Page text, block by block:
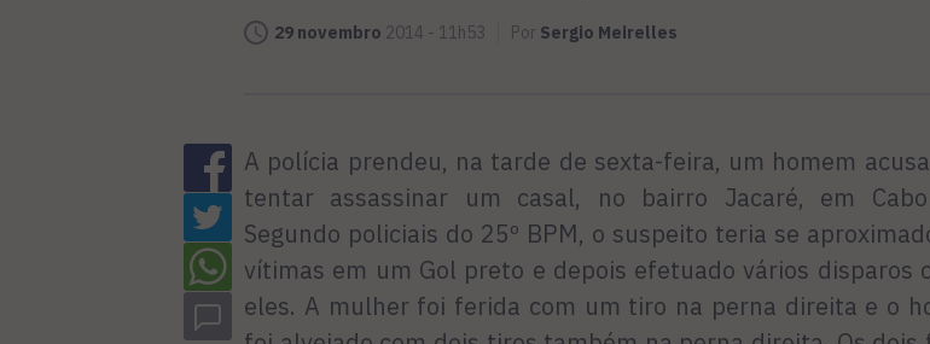
29 novembro 2014 - 11h53 Por Sergio Meirelles
A polícia prendeu, na tarde de sexta-feira, um homem
tentar assassinar um casal, no bairro Jacaré, em
Segundo policiais do 25º BPM, o suspeito teria se
vítimas em um Gol preto e depois efetuado vários disparos
eles. A mulher foi ferida com um tiro na perna direita e o